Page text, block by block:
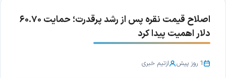
اصلاح قیمت نقره پس از رشد پرقدرت؛ حمایت ۶۰.۷۰
دلار اهمیت پیدا کرد
1 روز پیش ازتیم خبری